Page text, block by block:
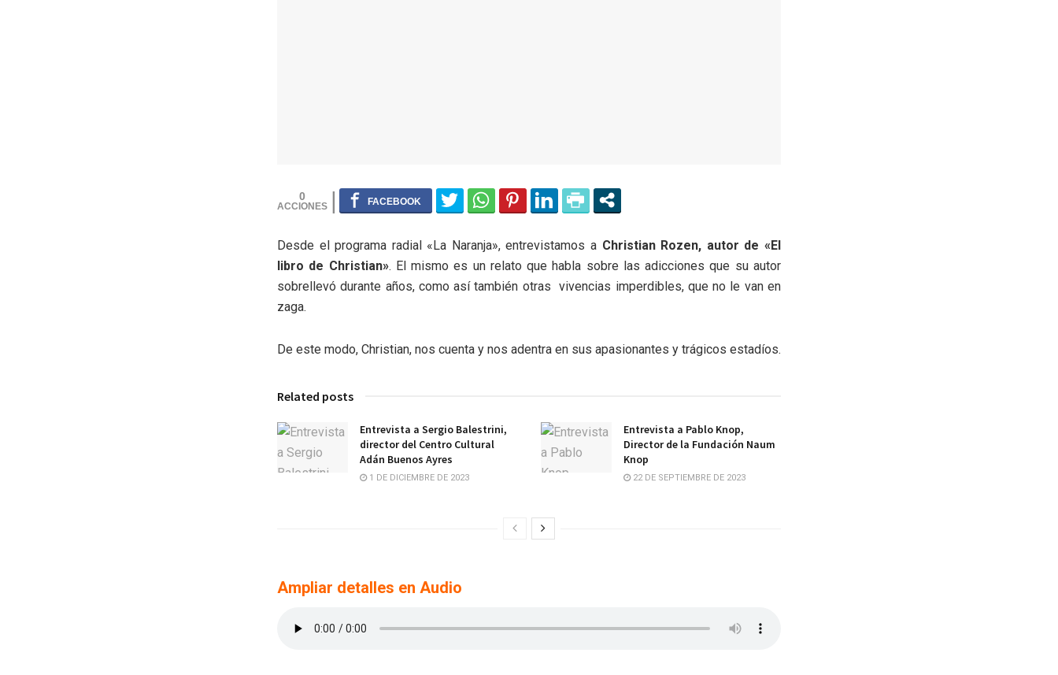
0
Desde el programa radial «La Naranja», entrevistamos a Christian Rozen, autor de «El
libro de Christian». El mismo es un relato que habla sobre las adicciones que su autor
sobrellevó durante años, como así también otras vivencias imperdibles, que no le van en
zaga.
De este modo, Christian, nos cuenta y nos adentra en sus apasionantes y trágicos estadíos.
Related posts
Entrevista a Sergio Balestrini,
director del Centro Cultural
Adán Buenos Ayres
1 DE DICIEMBRE DE 2023
Entrevista a Pablo Knop,
Director de la Fundación Naum
Knop
22 DE SEPTIEMBRE DE 2023
Ampliar detalles en Audio